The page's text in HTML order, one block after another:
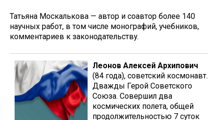
Татьяна Москалькова — автор и соавтор более 140
научных работ, в том числе монографий, учебников,
комментариев к законодательству.
Леонов Алексей Архипович
(84 года), советский космонавт.
Дважды Герой Советского
Союза. Совершил два
космических полета, общей
продолжительностью 7 суток